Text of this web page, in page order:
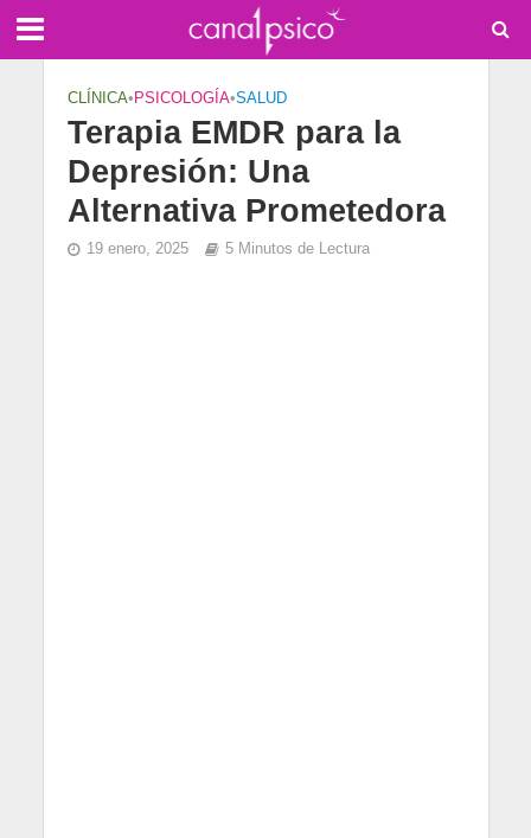
CLÍNICA• PSICOLOGÍA•SALUD
Terapia EMDR para la
Depresión: Una
Alternativa Prometedora
19 enero, 2025 5 Minutos de Lectura